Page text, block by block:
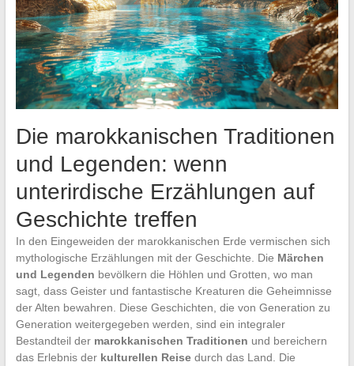
Die marokkanischen Traditionen
und Legenden: wenn
unterirdische Erzählungen auf
Geschichte treffen
In den Eingeweiden der marokkanischen Erde vermischen sich
mythologische Erzählungen mit der Geschichte. Die Märchen
und Legenden bevölkern die Höhlen und Grotten, wo man
sagt, dass Geister und fantastische Kreaturen die Geheimnisse
der Alten bewahren. Diese Geschichten, die von Generation zu
Generation weitergegeben werden, sind ein integraler
Bestandteil der marokkanischen Traditionen und bereichern
das Erlebnis der kulturellen Reisedurch das Land. Die